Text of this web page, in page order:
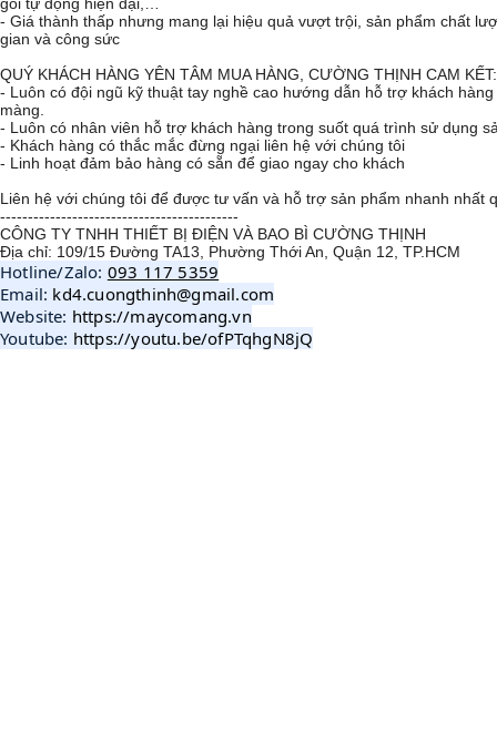
- Giá thành thấp nhưng mang lại hiệu quả vượt trội, sản phẩm chất
gian và công sức
QUÝ KHÁCH HÀNG YÊN TÂM MUA HÀNG, CƯỜNG THỊNH CAM KẾT:
- Luôn có đội ngũ kỹ thuật tay nghề cao hướng dẫn hỗ trợ khách
màng.
- Luôn có nhân viên hỗ trợ khách hàng trong suốt quá trình sử dụng
- Khách hàng có thắc mắc đừng ngại liên hệ với chúng tôi
- Linh hoạt đảm bảo hàng có sẵn để giao ngay cho khách
Liên hệ với chúng tôi để được tư vấn và hỗ trợ sản phẩm nhanh nhất
-------------------------------------------
CÔNG TY TNHH THIẾT BỊ ĐIỆN VÀ BAO BÌ CƯỜNG THỊNH
Địa chỉ: 109/15 Đường TA13, Phường Thới An, Quận 12, TP.HCM
Hotline/Zalo: 093 117 5359
Email: kd4.cuongthinh@gmail.com
Website: https://maycomang.vn
Youtube: https://youtu.be/ofPTqhgN8jQ